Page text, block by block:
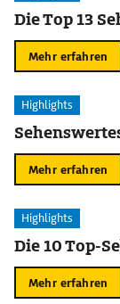
Die Top 13
Mehr erfahren
Highlights
Mehr erfahren
Highlights
Die 10 Top-
Mehr erfahren